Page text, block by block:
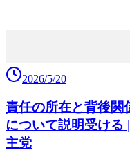
2026/5/20
責任の所在と背後関
について説明受ける
主党